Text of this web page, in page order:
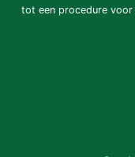
tot een procedure voor